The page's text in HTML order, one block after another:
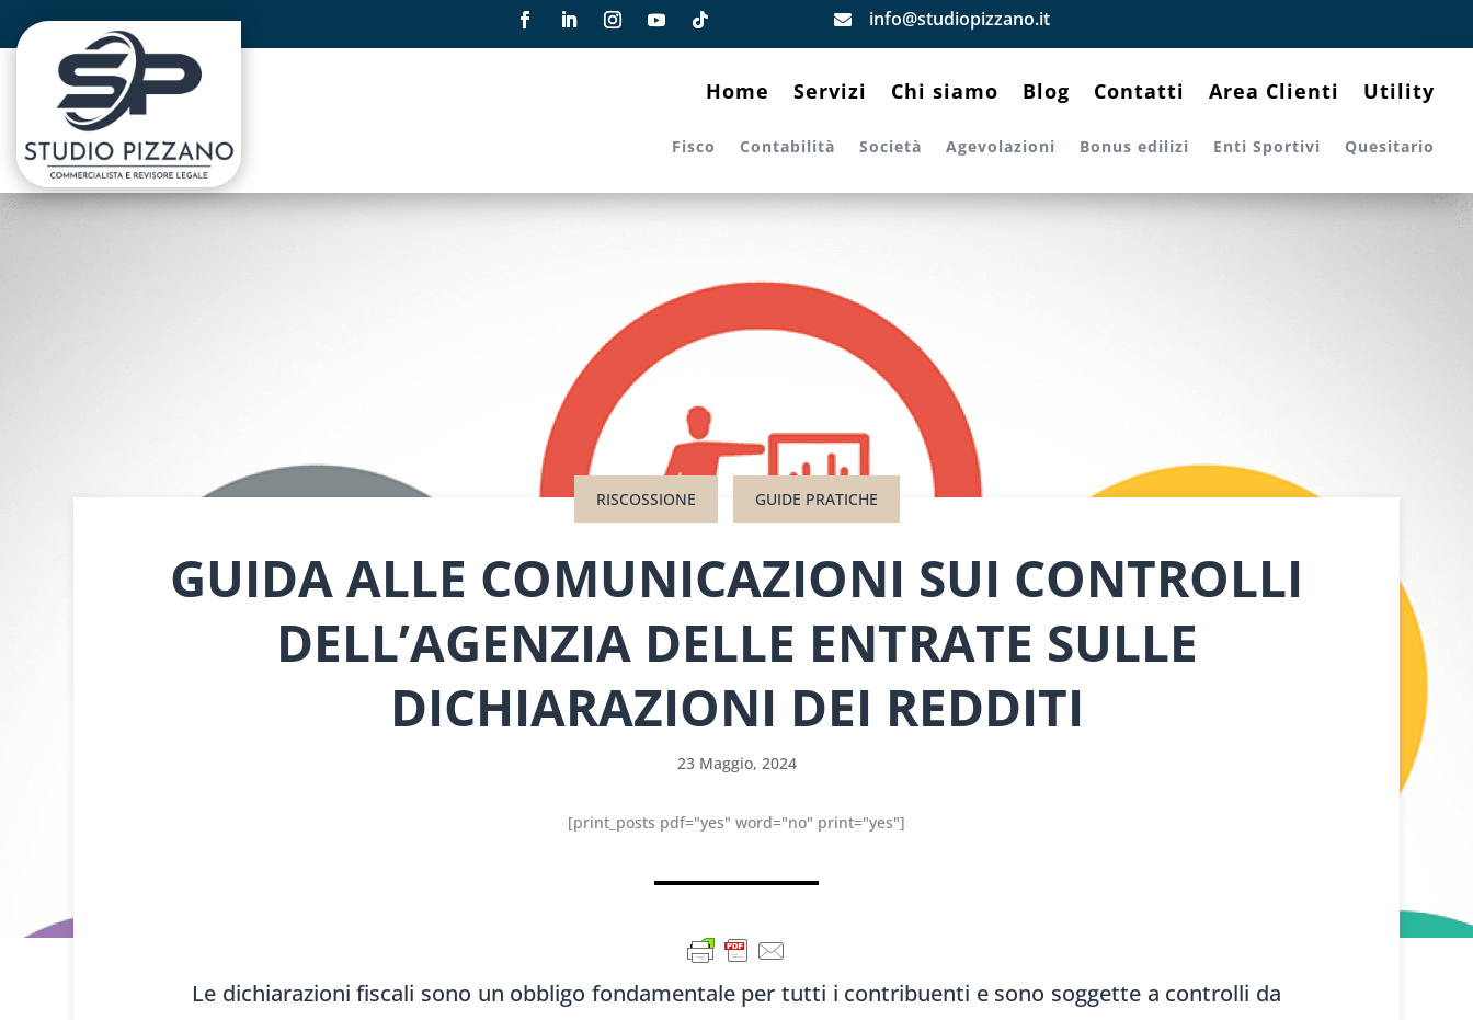
 info@studiopizzano.it
Home Servizi Chi siamo Blog Contatti Area Clienti Utility
Fisco Contabilità Società Agevolazioni Bonus edilizi Enti Sportivi Quesitario
RISCOSSIONE GUIDE PRATICHE
GUIDA ALLE COMUNICAZIONI SUI CONTROLLI
DELL’AGENZIA DELLE ENTRATE SULLE
DICHIARAZIONI DEI REDDITI
23 Maggio, 2024
[print_posts pdf="yes" word="no" print="yes"]
Le dichiarazioni fiscali sono un obbligo fondamentale per tutti i contribuenti e sono soggette a controlli da